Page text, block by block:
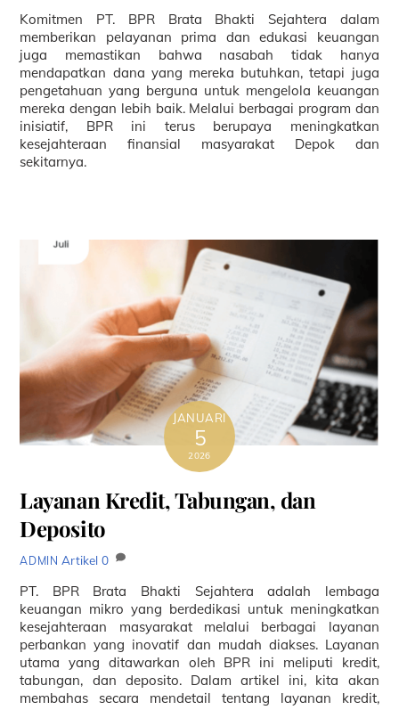
Komitmen PT. BPR Brata Bhakti Sejahtera dalam
memberikan pelayanan prima dan edukasi keuangan
juga memastikan bahwa nasabah tidak hanya
mendapatkan dana yang mereka butuhkan, tetapi juga
pengetahuan yang berguna untuk mengelola keuangan
mereka dengan lebih baik. Melalui berbagai program dan
inisiatif, BPR ini terus berupaya meningkatkan
kesejahteraan finansial masyarakat Depok dan
sekitarnya.
JANUARI
5
2026
Layanan Kredit, Tabungan, dan
Deposito
ADMIN Artikel 0
PT. BPR Brata Bhakti Sejahtera adalah lembaga
keuangan mikro yang berdedikasi untuk meningkatkan
kesejahteraan masyarakat melalui berbagai layanan
perbankan yang inovatif dan mudah diakses. Layanan
utama yang ditawarkan oleh BPR ini meliputi kredit,
tabungan, dan deposito. Dalam artikel ini, kita akan
membahas secara mendetail tentang layanan kredit,